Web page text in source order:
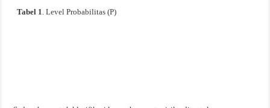
Tabel 1 . Level Probabilitas (P)